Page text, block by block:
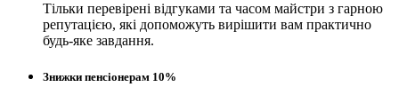
Тільки перевірені відгуками та часом майстри з гарною
репутацією, які допоможуть вирішити вам практично
будь-яке завдання.
Знижки пенсіонерам 10%